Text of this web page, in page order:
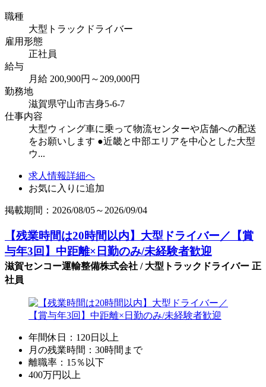
職種
大型トラックドライバー
雇用形態
正社員
給与
月給 200,900円～209,000円
勤務地
滋賀県守山市吉身5-6-7
仕事内容
大型ウィング車に乗って物流センターや店舗への配送
をお願いします ●近畿と中部エリアを中心とした大型
ウ...
求人情報詳細へ
お気に入りに追加
掲載期間：2026/08/05～2026/09/04
【残業時間は20時間以内】大型ドライバー／【賞
与年3回】中距離×日勤のみ/未経験者歓迎
滋賀センコー運輸整備株式会社 / 大型トラックドライバー 正
社員
年間休日：120日以上
月の残業時間：30時間まで
離職率：15％以下
400万円以上